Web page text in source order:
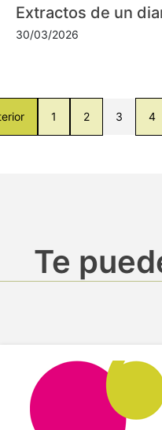
Extractos de un
30/03/2026
1 2 3 4
Te